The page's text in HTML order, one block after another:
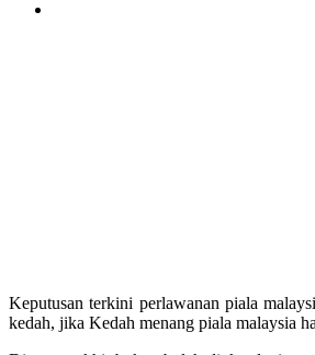
Keputusan terkini perlawanan piala
kedah, jika Kedah menang piala malaysia